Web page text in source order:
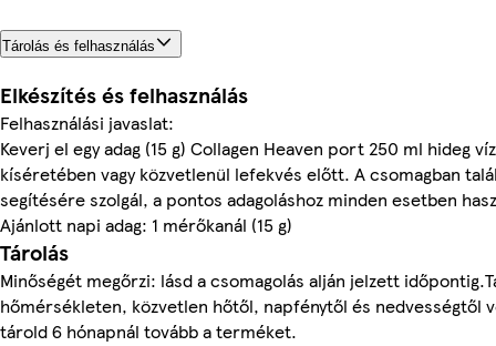
Tárolás és felhasználás
Elkészítés és felhasználás
Felhasználási javaslat:
Keverj el egy adag (15 g) Collagen Heaven port 250 ml hideg
kíséretében vagy közvetlenül lefekvés előtt. A csomagban
segítésére szolgál, a pontos adagoláshoz minden esetben
Ajánlott napi adag: 1 mérőkanál (15 g)
Tárolás
Minőségét megőrzi: lásd a csomagolás alján jelzett
hőmérsékleten, közvetlen hőtől, napfénytől és nedvességtől
tárold 6 hónapnál tovább a terméket.